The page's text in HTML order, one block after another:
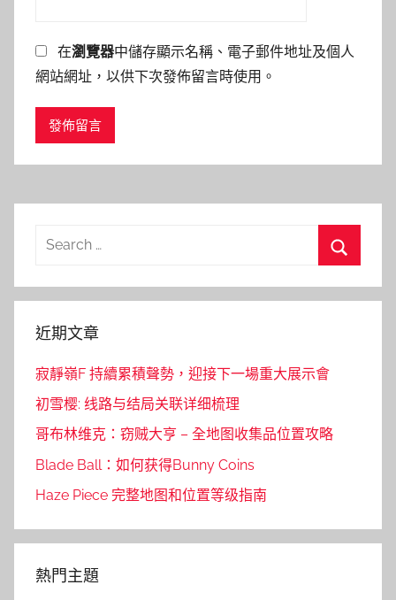
在瀏覽器中儲存顯示名稱、電子郵件地址及個人
網站網址，以供下次發佈留言時使用。
Search
近期文章
寂靜嶺F 持續累積聲勢，迎接下一場重大展示會
初雪樱: 线路与结局关联详细梳理
哥布林维克：窃贼大亨 – 全地图收集品位置攻略
Blade Ball：如何获得Bunny Coins
Haze Piece 完整地图和位置等级指南
熱門主題